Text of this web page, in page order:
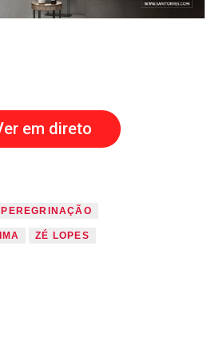
em direto
PEREGRINAÇÃO
ZÉ LOPES